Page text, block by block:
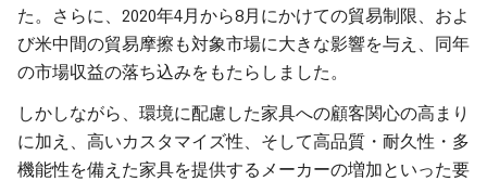
た。さらに、2020年4月から8月にかけての貿易制限、およ
び米中間の貿易摩擦も対象市場に大きな影響を与え、同年
の市場収益の落ち込みをもたらしました。
しかしながら、環境に配慮した家具への顧客関心の高まり
に加え、高いカスタマイズ性、そして高品質・耐久性・多
機能性を備えた家具を提供するメーカーの増加といった要